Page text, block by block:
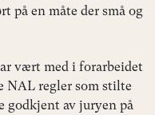
på en måte der små og
vært med i forarbeidet
NAL regler som stilte
godkjent av juryen på